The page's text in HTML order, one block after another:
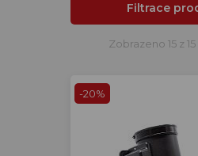
Filtrace
Zobrazeno 15 z
-20%